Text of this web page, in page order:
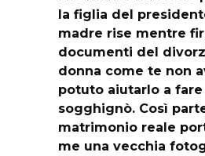
la figlia del
madre rise mentre
documenti del
donna come te non
potuto aiutarlo a fare
sogghignò. Così
matrimonio reale
me una vecchia